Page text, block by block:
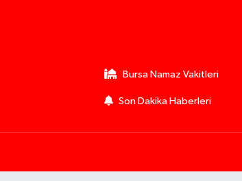
Bursa Namaz Vakitleri
Son Dakika Haberleri